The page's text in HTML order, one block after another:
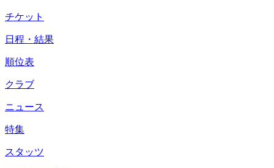
チケット
日程・結果
順位表
クラブ
ニュース
特集
スタッツ